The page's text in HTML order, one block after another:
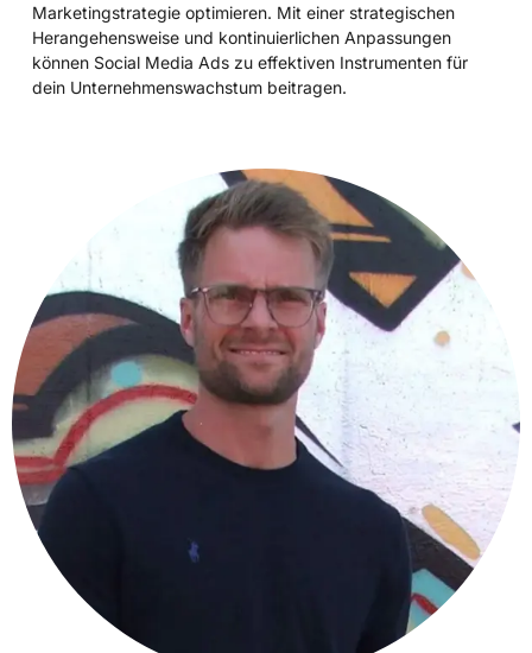
Marketingstrategie optimieren. Mit einer strategischen
Herangehensweise und kontinuierlichen Anpassungen
können Social Media Ads zu effektiven Instrumenten für
dein Unternehmenswachstum beitragen.